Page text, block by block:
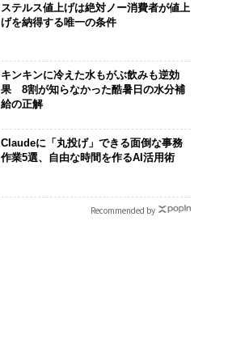
ステルス値上げは絶対ノー消費者が値上
げを納得する唯一の条件
キンキンに冷えた水もがぶ飲みも逆効
果 8割が知らなかった酷暑日の水分補
給の正解
Claudeに「丸投げ」できる面倒な事務
作業5選、自由な時間を作るAI活用術
Recommended by